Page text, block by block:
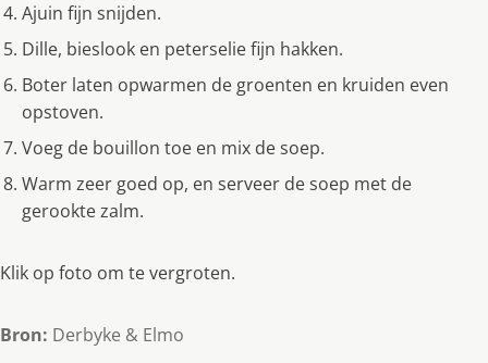
Ajuin fijn snijden.
Dille, bieslook en peterselie fijn hakken.
Boter laten opwarmen de groenten en kruiden even
opstoven.
Voeg de bouillon toe en mix de soep.
Warm zeer goed op, en serveer de soep met de
gerookte zalm.
Klik op foto om te vergroten.
Bron: Derbyke & Elmo